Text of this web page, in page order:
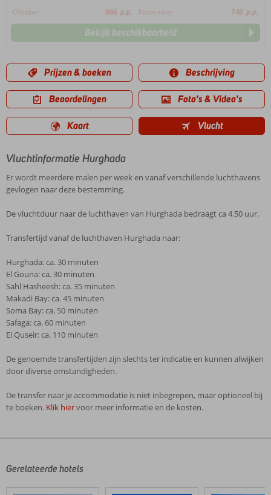
Oktober
866 p.p. November 746 p.p.
Bekijk beschikbaarheid
Prijzen & boeken Beschrijving
Beoordelingen Foto's & Video's
Kaart Vlucht
Vluchtinformatie Hurghada
Er wordt meerdere malen per week en vanaf verschillende luchthavens
gevlogen naar deze bestemming.
De vluchtduur naar de luchthaven van Hurghada bedraagt ca 4.50 uur.
Transfertijd vanaf de luchthaven Hurghada naar:
Hurghada: ca. 30 minuten
El Gouna: ca. 30 minuten
Sahl Hasheesh: ca. 35 minuten
Makadi Bay: ca. 45 minuten
Soma Bay: ca. 50 minuten
Safaga: ca. 60 minuten
El Quseir: ca. 110 minuten
De genoemde transfertijden zijn slechts ter indicatie en kunnen afwijken
door diverse omstandigheden.
De transfer naar je accommodatie is niet inbegrepen, maar optioneel bij
te boeken. Klik hiervoor meer informatie en de kosten.
door
klanten
Gerelateerde hotels